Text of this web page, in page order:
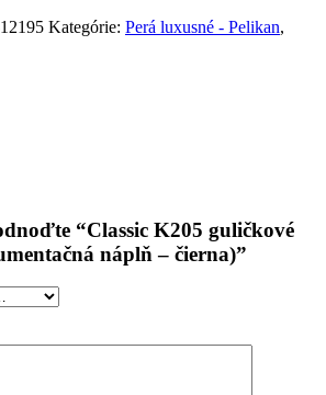
Kategórie: Perá luxusné - Pelikan,
“Classic K205 guličkové
náplň – čierna)”